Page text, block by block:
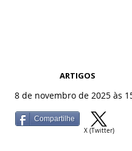
ARTIGOS
8 de novembro de 2025 às
Compartilhe
X (Twitter)